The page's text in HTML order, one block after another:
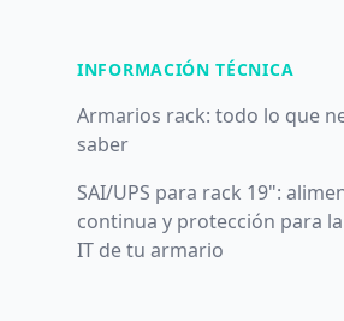
INFORMACIÓN TÉCNICA
Armarios rack: todo lo que
saber
SAI/UPS para rack 19":
continua y protección para
IT de tu armario